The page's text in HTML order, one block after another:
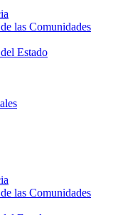
las Comunidades
Estado
las Comunidades